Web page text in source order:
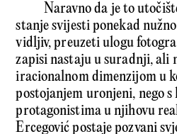
Naravno da je to
stanje svijesti ponekad
vidljiv, preuzeti ulogu
zapisi nastaju u suradnji, ali
iracionalnom dimenzijom u
postojanjem uronjeni, nego
protagonistima u njihovu
Ercegović postaje pozvani